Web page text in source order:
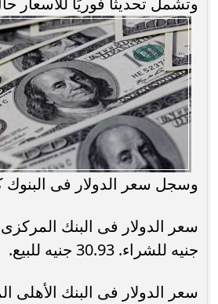
وسجل سعر الدولار فى البنوك
جنيه للشراء. 30.93 جنيه للبيع.